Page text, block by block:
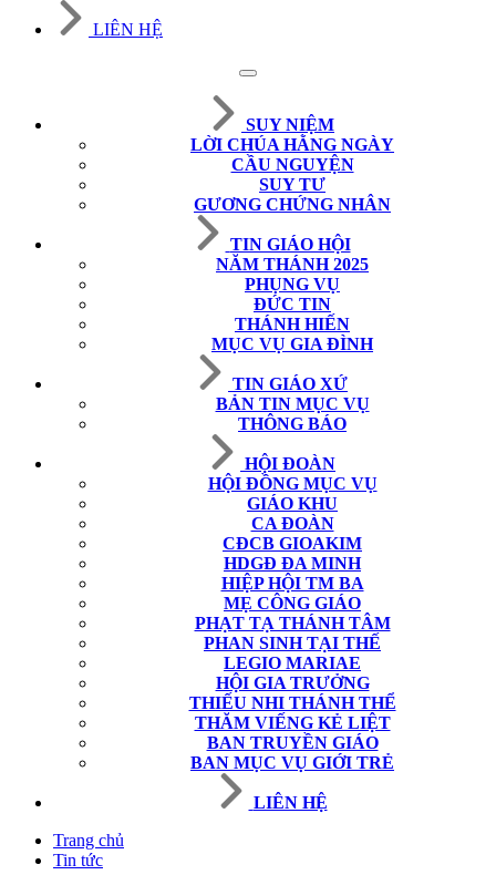
LIÊN HỆ
SUY NIỆM
LỜI CHÚA HẰNG NGÀY
CẦU NGUYỆN
SUY TƯ
GƯƠNG CHỨNG NHÂN
TIN GIÁO HỘI
NĂM THÁNH 2025
PHỤNG VỤ
ĐỨC TIN
THÁNH HIẾN
MỤC VỤ GIA ĐÌNH
TIN GIÁO XỨ
BẢN TIN MỤC VỤ
THÔNG BÁO
HỘI ĐOÀN
HỘI ĐỒNG MỤC VỤ
GIÁO KHU
CA ĐOÀN
CĐCB GIOAKIM
HDGĐ ĐA MINH
HIỆP HỘI TM BA
MẸ CÔNG GIÁO
PHẠT TẠ THÁNH TÂM
PHAN SINH TẠI THẾ
LEGIO MARIAE
HỘI GIA TRƯỞNG
THIẾU NHI THÁNH THỂ
THĂM VIẾNG KẺ LIỆT
BAN TRUYỀN GIÁO
BAN MỤC VỤ GIỚI TRẺ
LIÊN HỆ
Trang chủ
Tin tức